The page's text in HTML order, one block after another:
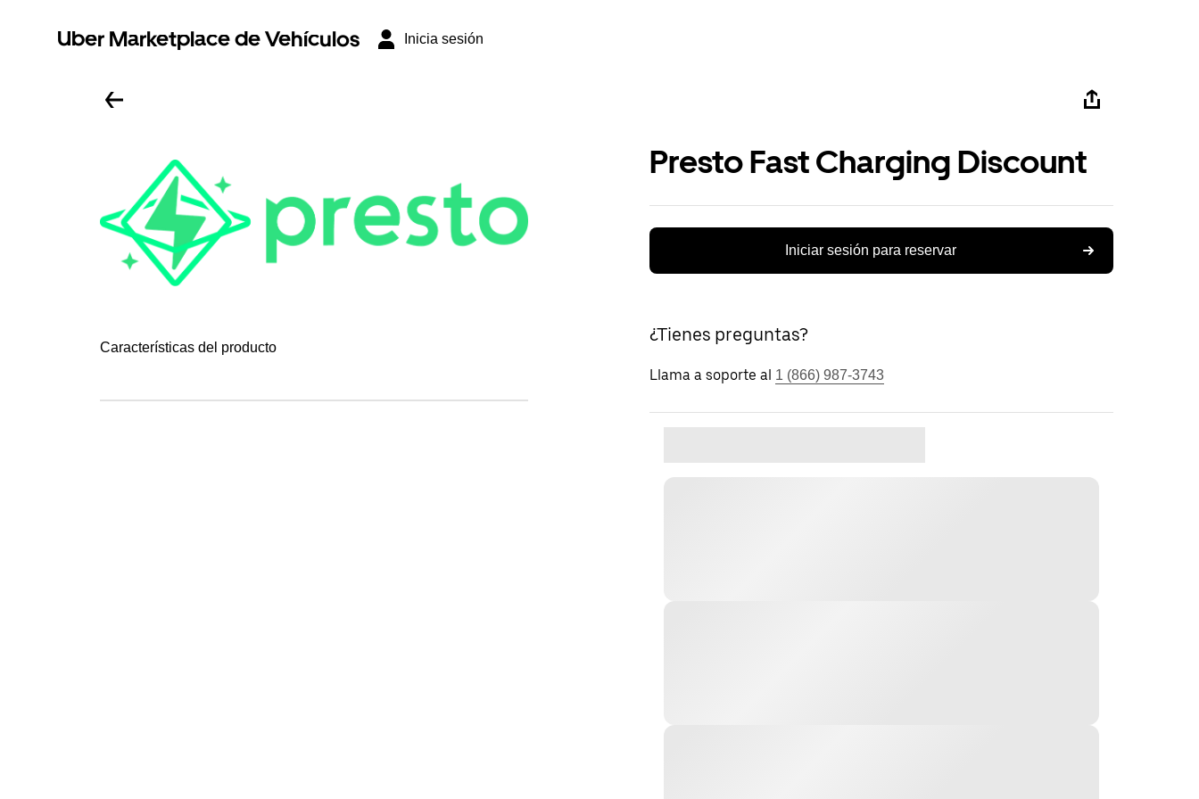
Uber Marketplace de Vehículos Inicia sesión
Características del producto
Presto Fast Charging Discount
Iniciar sesión para reservar
¿Tienes preguntas?
Llama a soporte al 1 (866) 987-3743